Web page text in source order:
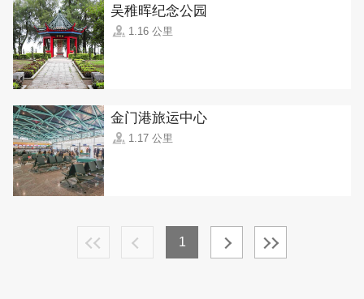
吴稚晖纪念公园
1.16 公里
金门港旅运中心
1.17 公里
1